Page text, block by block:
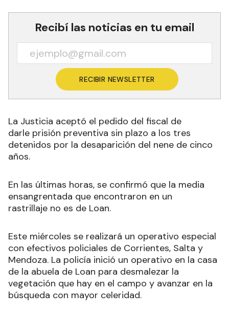
Recibí las noticias en tu email
RECIBIR NEWSLETTER
La Justicia aceptó el pedido del fiscal de
darle prisión preventiva sin plazo a los tres
detenidos por la desaparición del nene de cinco
años.
En las últimas horas, se confirmó que la media
ensangrentada que encontraron en un
rastrillaje no es de Loan.
Este miércoles se realizará un operativo especial
con efectivos policiales de Corrientes, Salta y
Mendoza. La policía inició un operativo en la casa
de la abuela de Loan para desmalezar la
vegetación que hay en el campo y avanzar en la
búsqueda con mayor celeridad.